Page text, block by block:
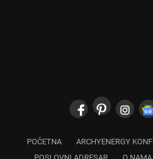
POSLOVNI ADRESAR
O NAMA
IZDVOJENO